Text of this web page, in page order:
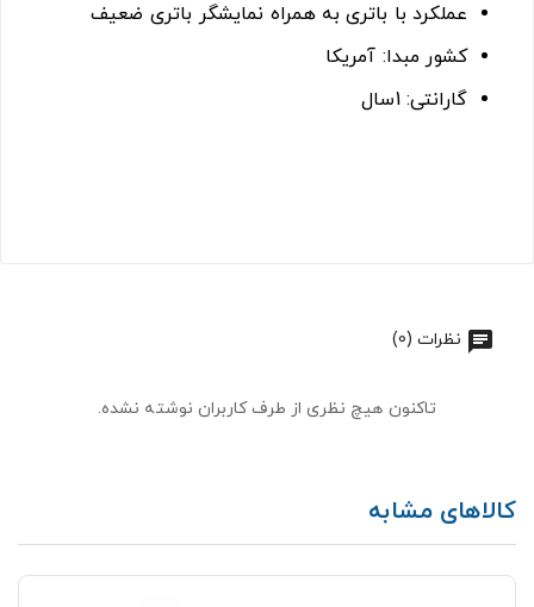
عملکرد با باتری به همراه نمایشگر باتری ضعیف
کشور مبدا: آمریکا
گارانتی: 1سال
نظرات (0)
تاکنون هیچ نظری از طرف کاربران نوشته نشده.
کالاهای مشابه